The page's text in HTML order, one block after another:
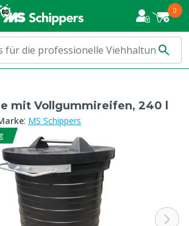
0
mit Vollgummireifen, 240 l
: MS Schippers